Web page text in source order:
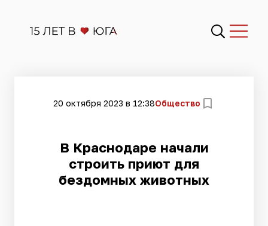
20 октября 2023 в 12:38Общество
​В Краснодаре начали
строить приют для
бездомных животных